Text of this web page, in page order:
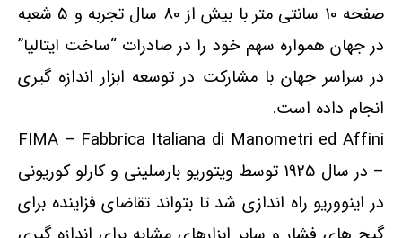
صفحه 10 سانتی متر با بیش از 80 سال تجربه و 5 شعبه
در جهان همواره سهم خود را در صادرات “ساخت ایتالیا”
در سراسر جهان با مشارکت در توسعه ابزار اندازه گیری
انجام داده است.
FIMA – Fabbrica Italiana di Manometri ed Affini
– در سال 1925 توسط ویتوریو بارسلینی و کارلو کوریونی
در اینووریو راه اندازی شد تا بتواند تقاضای فزاینده برای